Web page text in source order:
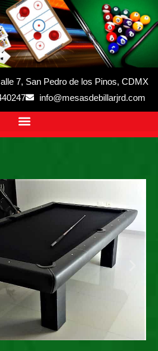
7, San Pedro de los Pinos, CDMX
info@mesasdebillarjrd.com